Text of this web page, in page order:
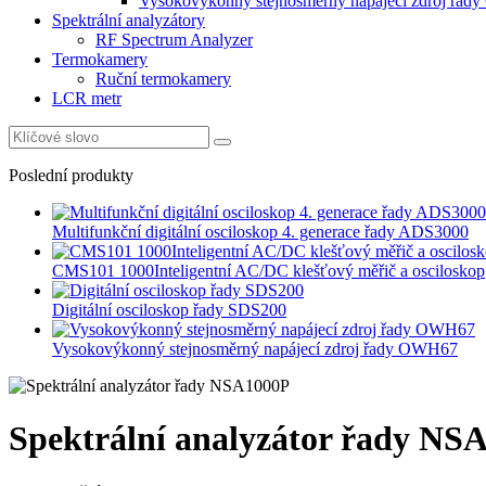
Spektrální analyzátory
RF Spectrum Analyzer
Termokamery
Ruční termokamery
LCR metr
Poslední produkty
Multifunkční digitální osciloskop 4. generace řady ADS3000
CMS101 1000Inteligentní AC/DC klešťový měřič a osciloskop
Digitální osciloskop řady SDS200
Vysokovýkonný stejnosměrný napájecí zdroj řady OWH67
Spektrální analyzátor řady